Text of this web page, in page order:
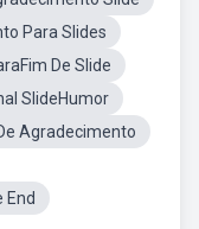
Para Slides
De Slide
SlideHumor
Agradecimento
End